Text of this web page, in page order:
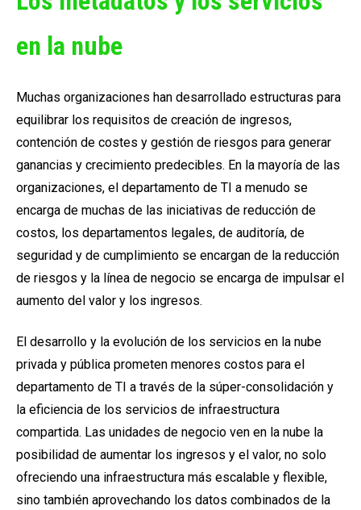
en la nube
Muchas organizaciones han desarrollado estructuras para
equilibrar los requisitos de creación de ingresos,
contención de costes y gestión de riesgos para generar
ganancias y crecimiento predecibles. En la mayoría de las
organizaciones, el departamento de TI a menudo se
encarga de muchas de las iniciativas de reducción de
costos, los departamentos legales, de auditoría, de
seguridad y de cumplimiento se encargan de la reducción
de riesgos y la línea de negocio se encarga de impulsar el
aumento del valor y los ingresos.
El desarrollo y la evolución de los servicios en la nube
privada y pública prometen menores costos para el
departamento de TI a través de la súper-consolidación y
la eficiencia de los servicios de infraestructura
compartida. Las unidades de negocio ven en la nube la
posibilidad de aumentar los ingresos y el valor, no solo
ofreciendo una infraestructura más escalable y flexible,
sino también aprovechando los datos combinados de la